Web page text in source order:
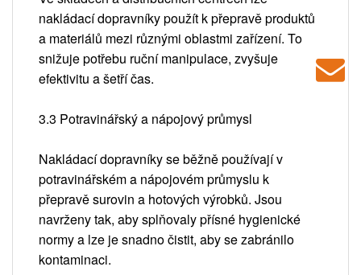
nakládací dopravníky použít k přepravě produktů
a materiálů mezi různými oblastmi zařízení. To
snižuje potřebu ruční manipulace, zvyšuje
efektivitu a šetří čas.
3.3 Potravinářský a nápojový průmysl
Nakládací dopravníky se běžně používají v
potravinářském a nápojovém průmyslu k
přepravě surovin a hotových výrobků. Jsou
navrženy tak, aby splňovaly přísné hygienické
normy a lze je snadno čistit, aby se zabránilo
kontaminaci.